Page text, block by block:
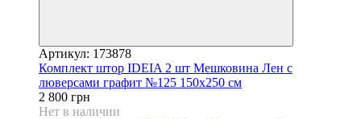
Артикул: 173878
Комплект штор IDEIA 2 шт Мешковина Лен с
люверсами графит №125 150х250 см
2 800 грн
Нет в наличии